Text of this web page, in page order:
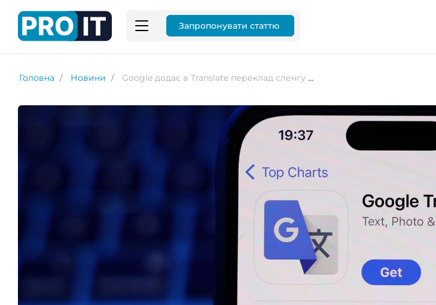
Запропонувати статтю
Головна Новини Google додає в Translate переклад сленгу й голосовий переклад у реальному часі